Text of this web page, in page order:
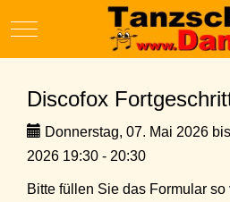
Mobile Menu Toggle
Discofox
Donnerstag, 07. Mai 2026
2026 19:30 - 20:30
Bitte füllen Sie das Formular